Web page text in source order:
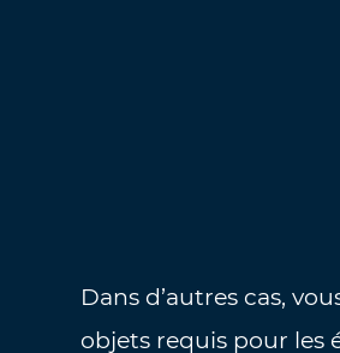
Dans d’autres cas,
objets requis pour les